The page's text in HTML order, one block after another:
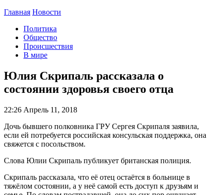
Главная Новости
Политика
Общество
Происшествия
В мире
Юлия Скрипаль рассказала о
состоянии здоровья своего отца
22:26 Апрель 11, 2018
Дочь бывшего полковника ГРУ Сергея Скрипаля заявила,
если ей потребуется российская консульская поддержка, она
свяжется с посольством.
Слова Юлии Скрипаль публикует британская полиция.
Скрипаль рассказала, что её отец остаётся в больнице в
тяжёлом состоянии, а у неё самой есть доступ к друзьям и